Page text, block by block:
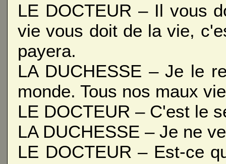
LE DOCTEUR – Il vous
vie vous doit de la vie,
payera.
LA DUCHESSE – Je le
monde. Tous nos maux
LE DOCTEUR – C'est le
LA DUCHESSE – Je ne
LE DOCTEUR – Est-ce